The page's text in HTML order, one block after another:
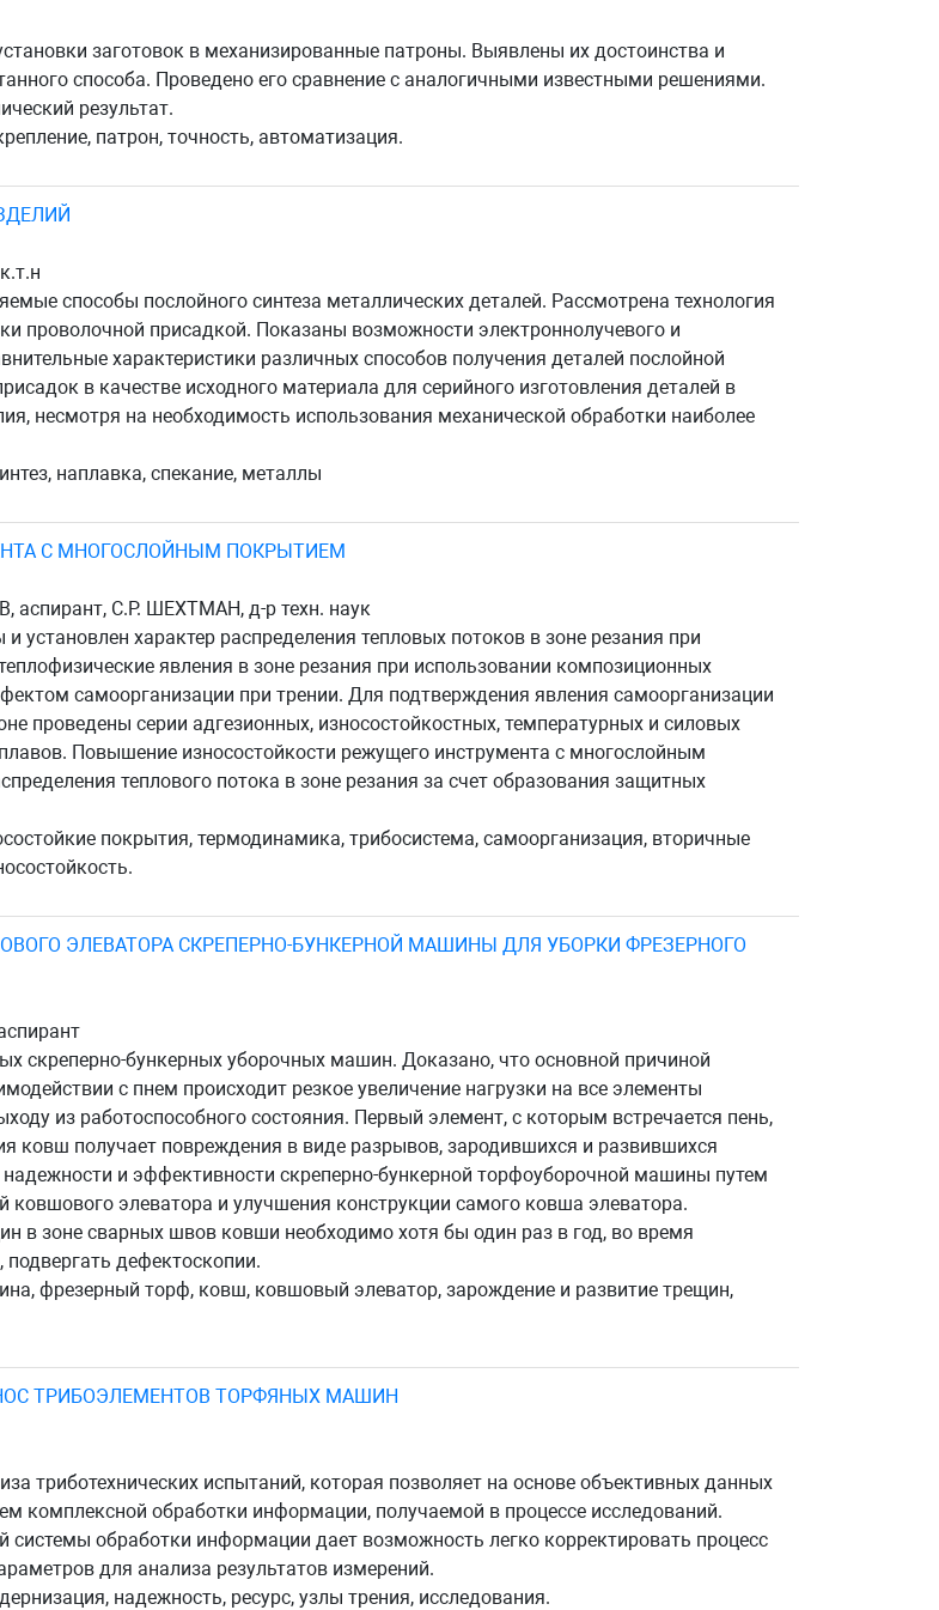
заготовок в механизированные патроны. Выявлены их достоинства и
способа. Проведено его сравнение с аналогичными известными решениями.
результат.
патрон, точность, автоматизация.
способы послойного синтеза металлических деталей. Рассмотрена технология
проволочной присадкой. Показаны возможности электроннолучевого и
характеристики различных способов получения деталей послойной
в качестве исходного материала для серийного изготовления деталей в
несмотря на необходимость использования механической обработки наиболее
наплавка, спекание, металлы
С МНОГОСЛОЙНЫМ ПОКРЫТИЕМ
С.Р. ШЕХТМАН, д-р техн. наук
установлен характер распределения тепловых потоков в зоне резания при
явления в зоне резания при использовании композиционных
самоорганизации при трении. Для подтверждения явления самоорганизации
проведены серии адгезионных, износостойкостных, температурных и силовых
Повышение износостойкости режущего инструмента с многослойным
теплового потока в зоне резания за счет образования защитных
покрытия, термодинамика, трибосистема, самоорганизация, вторичные
ЭЛЕВАТОРА СКРЕПЕРНО-БУНКЕРНОЙ МАШИНЫ ДЛЯ УБОРКИ ФРЕЗЕРНОГО
скреперно-бункерных уборочных машин. Доказано, что основной причиной
с пнем происходит резкое увеличение нагрузки на все элементы
из работоспособного состояния. Первый элемент, с которым встречается пень,
ковш получает повреждения в виде разрывов, зародившихся и развившихся
и эффективности скреперно-бункерной торфоуборочной машины путем
ковшового элеватора и улучшения конструкции самого ковша элеватора.
в зоне сварных швов ковши необходимо хотя бы один раз в год, во время
подвергать дефектоскопии.
фрезерный торф, ковш, ковшовый элеватор, зарождение и развитие трещин,
ТРИБОЭЛЕМЕНТОВ ТОРФЯНЫХ МАШИН
триботехнических испытаний, которая позволяет на основе объективных данных
комплексной обработки информации, получаемой в процессе исследований.
обработки информации дает возможность легко корректировать процесс
для анализа результатов измерений.
надежность, ресурс, узлы трения, исследования.